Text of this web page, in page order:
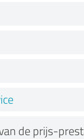
de prijs-